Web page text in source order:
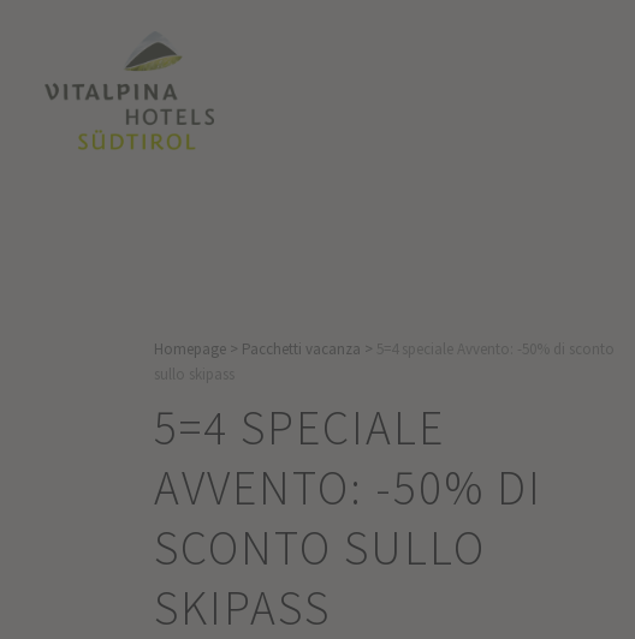
Homepage > Pacchetti vacanza >
5=4 SPECIALE
AVVENTO: -50% DI
SCONTO SULLO
SKIPASS